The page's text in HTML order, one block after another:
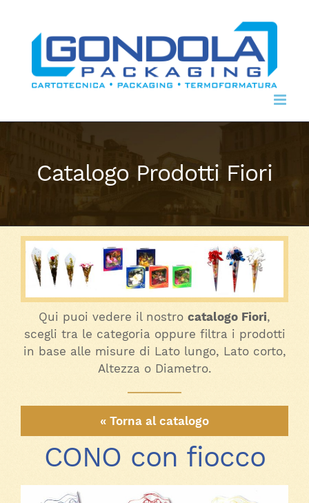
content
Catalogo Prodotti Fiori
Qui puoi vedere il nostro catalogo Fiori,
scegli tra le categoria oppure filtra i prodotti
in base alle misure di Lato lungo, Lato corto,
Altezza o Diametro.
« Torna al catalogo
CONO con fiocco